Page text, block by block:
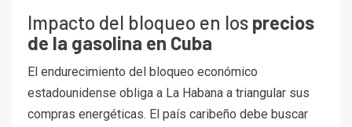
Impacto del bloqueo en los precios
de la gasolina en Cuba
El endurecimiento del bloqueo económico
estadounidense obliga a La Habana a triangular sus
compras energéticas. El país caribeño debe buscar